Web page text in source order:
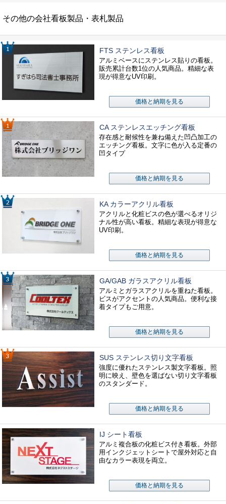
その他の会社看板製品・表札製品
FTS ステンレス看板
アルミベースにステンレス貼りの看板。
販売累計台数1位の人気商品。精細な表
現が得意なUV印刷。
価格と納期を見る
CA ステンレスエッチング看板
存在感と耐候性を兼ね備えた凹凸加工の
エッチング看板。文字に色が入る定番の
凹タイプ
価格と納期を見る
KA カラーアクリル看板
アクリルと化粧ビスの色が選べるオリジ
ナル性が高い看板。精細な表現が得意な
UV印刷。
価格と納期を見る
GA/GAB ガラスアクリル看板
アルミとガラスアクリルを重ねた看板。
ビスがアクセントの人気商品。便利な接
着タイプもご用意。
価格と納期を見る
SUS ステンレス切り文字看板
強度に優れたステンレス製文字看板。照
明に映え、壁色を選ばない切り文字看板
のスタンダード。
価格と納期を見る
IJ シート看板
アルミ複合板の化粧ビス付き看板。外部
用インクジェットシートで屋外対応と自
由なカラー表現を両立。
価格と納期を見る